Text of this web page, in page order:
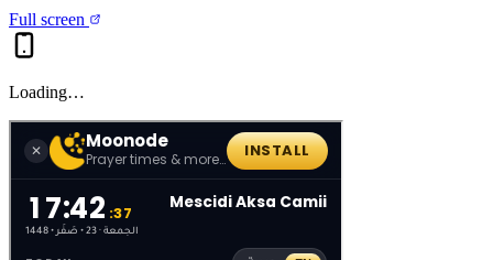
Full screen
Loading…